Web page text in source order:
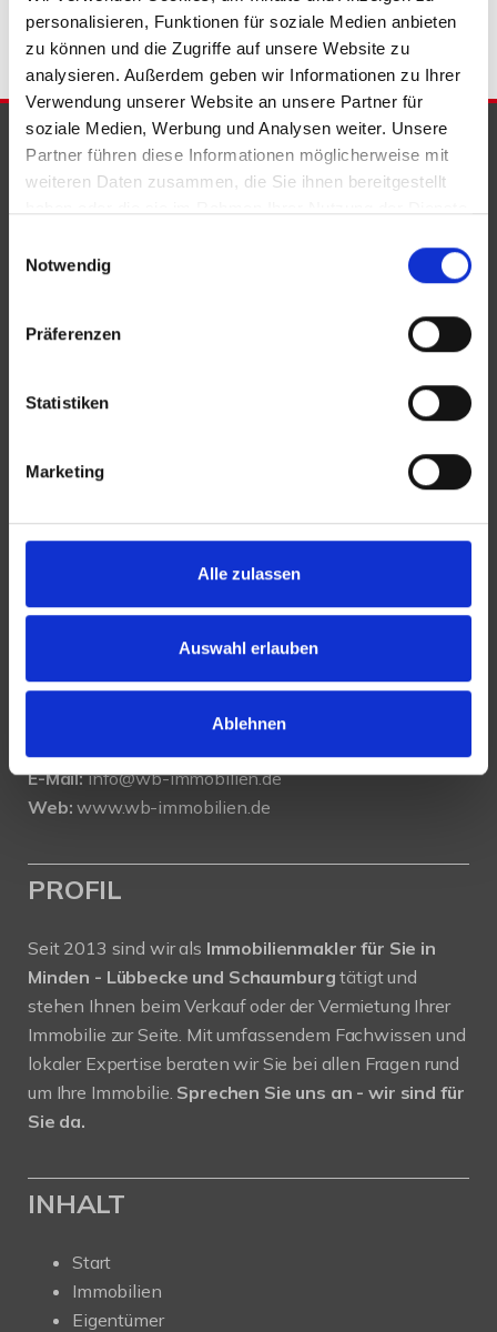
personalisieren, Funktionen für soziale Medien anbieten
zu können und die Zugriffe auf unsere Website zu
analysieren. Außerdem geben wir Informationen zu Ihrer
Verwendung unserer Website an unsere Partner für
soziale Medien, Werbung und Analysen weiter. Unsere
Partner führen diese Informationen möglicherweise mit
weiteren Daten zusammen, die Sie ihnen bereitgestellt
Notwendig
Präferenzen
Statistiken
Marketing
Alle zulassen
Auswahl erlauben
Ablehnen
PARTNER & AUSZEICHNUNGEN
KONTAKT
WeserBergland Immobilien
Portastraße 36
Tel.:0571 - 597 265 17
0571 - 870 490 05
E-Mail:info@wb-immobilien.de
Web: www.wb-immobilien.de
PROFIL
Seit 2013 sind wir als Immobilienmakler für Sie in
Minden - Lübbecke und Schaumburgtätigt und
stehen Ihnen beim Verkauf oder der Vermietung Ihrer
Immobilie zur Seite. Mit umfassendem Fachwissen und
lokaler Expertise beraten wir Sie bei allen Fragen rund
um Ihre Immobilie. Sprechen Sie uns an - wir sind für
Sie da.
INHALT
Start
Immobilien
Eigentümer